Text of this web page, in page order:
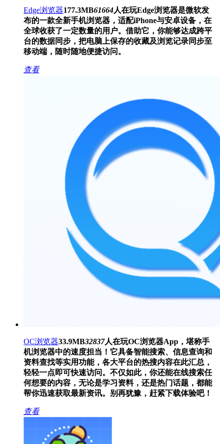
Edge浏览器177.3MB61664人在玩Edge浏览器是微软发
布的一款全新手机浏览器，适配iPhone与安卓设备，在
全球收获了一定数量的用户。借助它，你能够达成跨平
台的数据同步，把电脑上保存的收藏及浏览记录同步至
移动端，随时随地便捷访问。
查看
OC浏览器33.9MB32837人在玩OC浏览器App，堪称手
机浏览器中的速度担当！它具备智能搜索、信息查询和
资料查找等实用功能，各大平台的热搜内容在此汇总，
轻轻一点即可快速访问。不仅如此，你还能在线搜索任
何想要的内容，无论是学习资料，还是热门话题，都能
帮你迅速获取最新资讯。别再犹豫，赶紧下载体验吧！
查看